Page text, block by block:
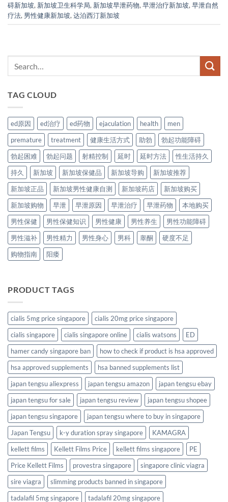
碍新加坡, 新加坡卫生科学局, 新加坡早泄药物, 早泄治疗新加坡, 早泄自然
疗法, 男性健康新加坡, 达泊西汀新加坡
TAG CLOUD
ed原因 ed治疗 ed药物 ejaculation health
men
premature
treatment 健康生活方式 助勃
勃起功能障碍
勃起困难
勃起问题 射精控制 延时 延时方法
性生活持久
持久
新加坡 新加坡保健品 新加坡导购
新加坡推荐
新加坡正品
新加坡男性健康自测 新加坡药店
新加坡购买
新加坡购物
早泄 早泄原因 早泄治疗 早泄药物
本地购买
男性保健
男性保健知识 男性健康 男性养生
男性功能障碍
男性滋补
男性精力 男性身心 男科 睾酮
硬度不足
购物指南
阳痿
PRODUCT TAGS
cialis 5mg price singapore
cialis 20mg price singapore
cialis singapore
cialis singapore online cialis watsons
ED
hamer candy singapore ban
how to check if product is hsa approved
hsa approved supplements
hsa banned supplements list
japan tengsu aliexpress
japan tengsu amazon
japan tengsu ebay
japan tengsu for sale
japan tengsu review
japan tengsu shopee
japan tengsu singapore
japan tengsu where to buy in singapore
Japan Tengsu
k-y duration spray singapore
KAMAGRA
kellett films
Kellett Films Price kellett films singapore
PE
Price Kellett Films
provestra singapore
singapore clinic viagra
sire viagra
slimming products banned in singapore
tadalafil 5mg singapore
tadalafil 20mg singapore